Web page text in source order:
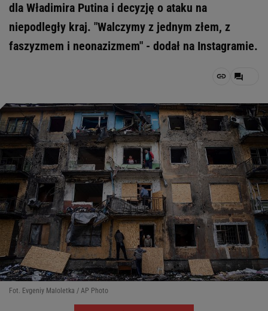
dla Władimira Putina i decyzję o ataku na
niepodległy kraj. "Walczymy z jednym złem, z
faszyzmem i neonazizmem" - dodał na Instagramie.
Fot. Evgeniy Maloletka / AP Photo